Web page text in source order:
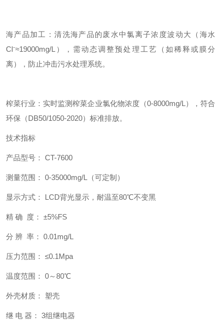
海产品加工：清洗海产品的废水中氯离子浓度波动大（海水
Cl⁻≈19000mg/L），需动态调整预处理工艺（如稀释或膜分
离），防止冲击污水处理系统。
榨菜行业：实时监测榨菜企业氯化物浓度（0-8000mg/L），符合
环保（DB50/1050-2020）标准排放。
技术指标
产品型号： CT-7600
测量范围： 0-35000mg/L（可定制）
显示方式： LCD背光显示，耐温至80℃不变黑
精 确 度： ±5%FS
分 辨 率： 0.01mg/L
压力范围： ≤0.1Mpa
温度范围： 0～80℃
外壳材质： 塑壳
继 电 器： 3组继电器